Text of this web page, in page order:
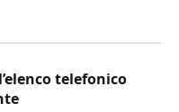
telefonico